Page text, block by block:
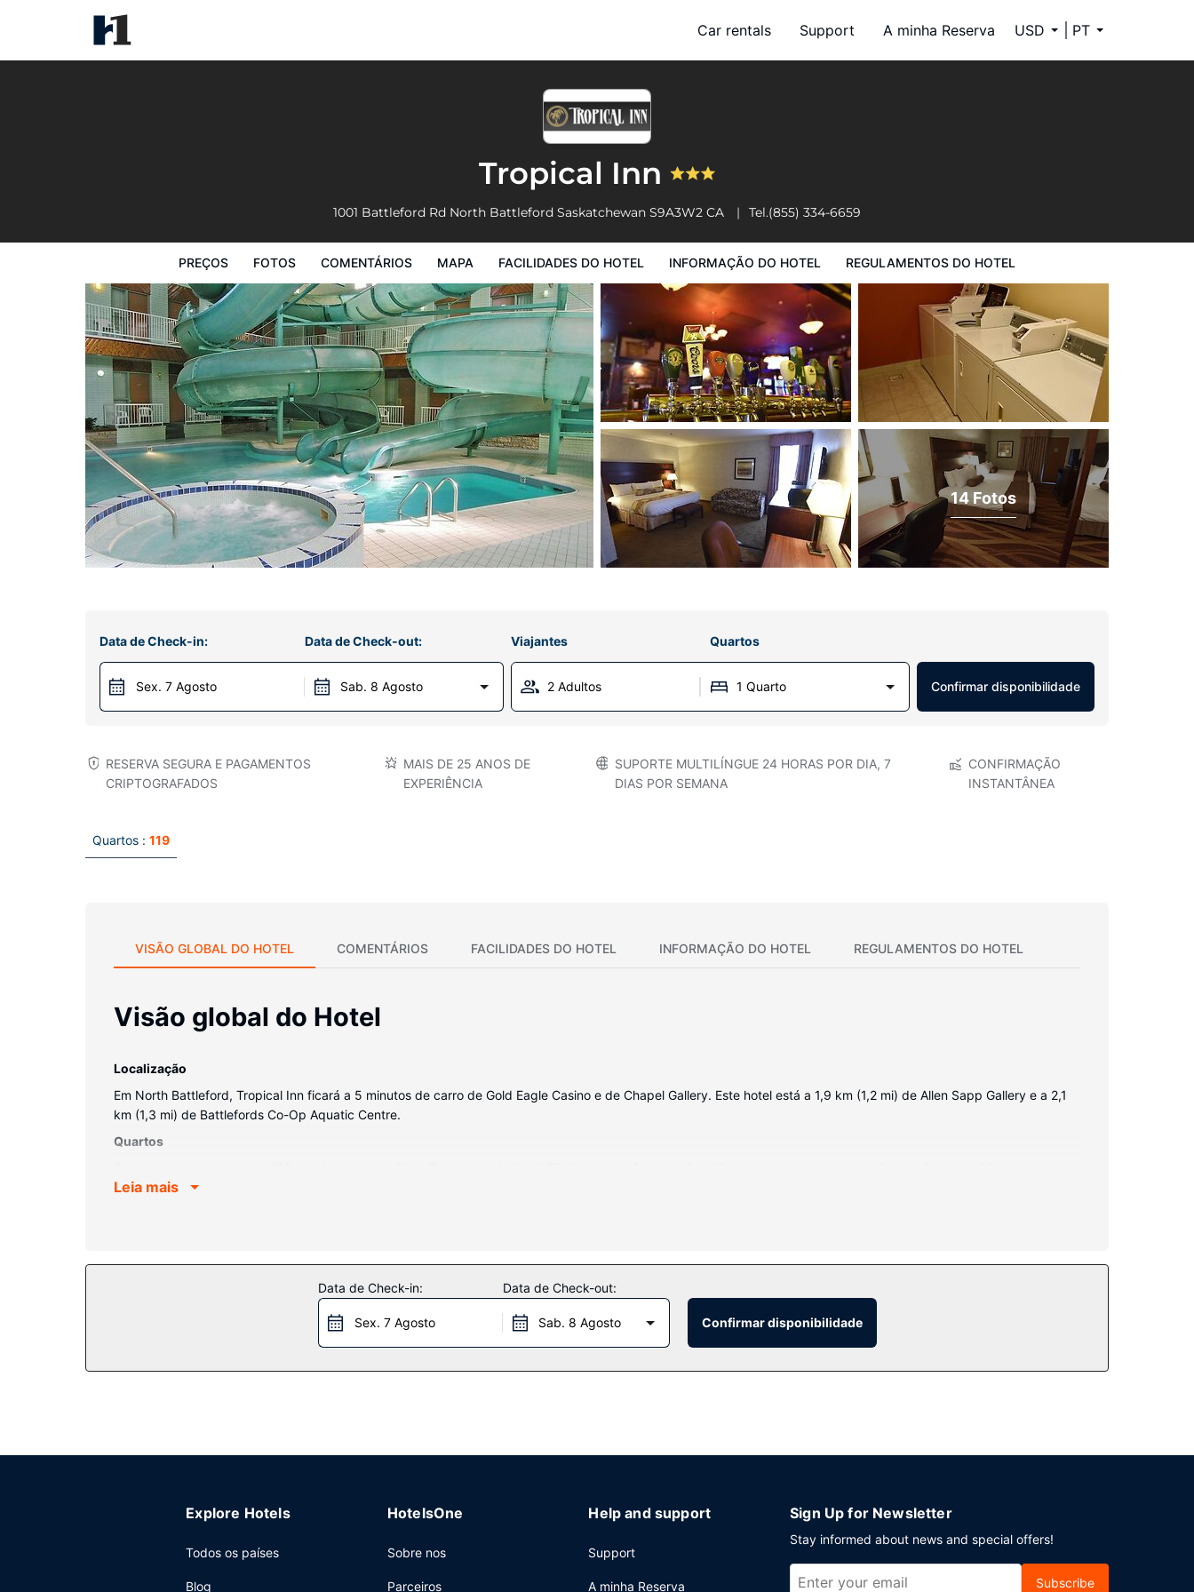
Car rentals Support A minha Reserva USD PT
Tropical Inn
1001 Battleford Rd North Battleford Saskatchewan S9A3W2 CA Tel.(855) 334-6659
PREÇOS FOTOS COMENTÁRIOS MAPA FACILIDADES DO HOTEL INFORMAÇÃO DO HOTEL REGULAMENTOS DO HOTEL
Regulamentos do Hotel
14 Fotos
Data de Check-in:
Sex. 7 Agosto
Data de Check-out:
Sab. 8 Agosto
Viajantes Quartos
2 Adultos 1 Quarto Confirmar disponibilidade
RESERVA SEGURA E PAGAMENTOS
CRIPTOGRAFADOS
MAIS DE 25 ANOS DE
EXPERIÊNCIA
SUPORTE MULTILÍNGUE 24 HORAS POR DIA, 7
DIAS POR SEMANA
CONFIRMAÇÃO
INSTANTÂNEA
Quartos : 119
VISÃO GLOBAL DO HOTEL COMENTÁRIOS FACILIDADES DO HOTEL INFORMAÇÃO DO HOTEL REGULAMENTOS DO HOTEL
Visão global do Hotel
Localização
Em North Battleford, Tropical Inn ficará a 5 minutos de carro de Gold Eagle Casino e de Chapel Gallery. Este hotel está a 1,9 km (1,2 mi) de Allen Sapp Gallery e a 2,1
km (1,3 mi) de Battlefords Co-Op Aquatic Centre.
Quartos
fios permite-lhe estar sempre contactável. Ao final do dia, assista a uma seleção de canais via satélite. As casas de banho privativas dispõem de uma combinação
facilidades adicionais contam-se Wi-fi grátis, uma lareira no lobby e churrasqueiras.
Deleite-se com a oferta gastronómica da região no Smittys Family Restaurant, um restaurante onde poderá contemplar esplêndidas vistas para a piscina. Se preferir
quedar-se no aconchego dos lençóis, confira a ementa do serviço de quarto (a horas específicas). Peça o seu cocktail favorito no bar/lounge.
Leia mais
Data de Check-in:
Sex. 7 Agosto
Data de Check-out:
Sab. 8 Agosto Confirmar disponibilidade
Explore Hotels
Todos os países
Blog
HotelsOne
Sobre nos
Parceiros
Help and support
Support
A minha Reserva
Sign Up for Newsletter
Stay informed about news and special offers!
Subscribe